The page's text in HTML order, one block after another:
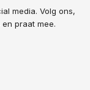
media. Volg ons,
praat mee.